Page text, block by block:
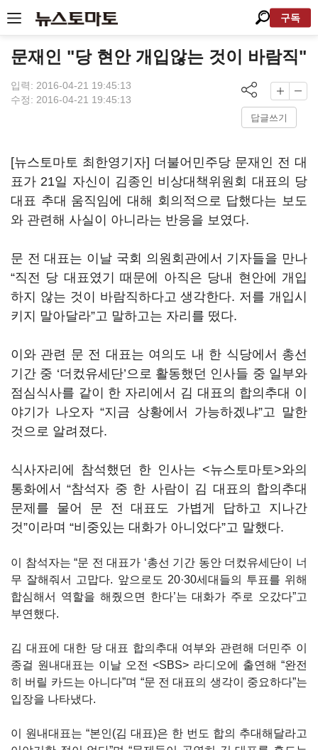
구독
문재인 "당 현안 개입않는 것이 바람직"
입력: 2016-04-21 19:45:13
수정: 2016-04-21 19:45:13
답글쓰기
[뉴스토마토 최한영기자] 더불어민주당 문재인 전 대
표가 21일 자신이 김종인 비상대책위원회 대표의 당
대표 추대 움직임에 대해 회의적으로 답했다는 보도
와 관련해 사실이 아니라는 반응을 보였다.
문 전 대표는 이날 국회 의원회관에서 기자들을 만나
“직전 당 대표였기 때문에 아직은 당내 현안에 개입
하지 않는 것이 바람직하다고 생각한다. 저를 개입시
키지 말아달라”고 말하고는 자리를 떴다.
이와 관련 문 전 대표는 여의도 내 한 식당에서 총선
기간 중 ‘더컸유세단’으로 활동했던 인사들 중 일부와
점심식사를 같이 한 자리에서 김 대표의 합의추대 이
야기가 나오자 “지금 상황에서 가능하겠냐”고 말한
것으로 알려졌다.
식사자리에 참석했던 한 인사는 <뉴스토마토>와의
통화에서 “참석자 중 한 사람이 김 대표의 합의추대
문제를 물어 문 전 대표도 가볍게 답하고 지나간
것”이라며 “비중있는 대화가 아니었다”고 말했다.
이 참석자는 “문 전 대표가 ‘총선 기간 동안 더컸유세단이 너
무 잘해줘서 고맙다. 앞으로도 20·30세대들의 투표를 위해
합심해서 역할을 해줬으면 한다’는 대화가 주로 오갔다”고
부연했다.
김 대표에 대한 당 대표 합의추대 여부와 관련해 더민주 이
종걸 원내대표는 이날 오전 <SBS> 라디오에 출연해 “완전
히 버릴 카드는 아니다”며 “문 전 대표의 생각이 중요하다”는
입장을 나타냈다.
이 원내대표는 “본인(김 대표)은 한 번도 합의 추대해달라고